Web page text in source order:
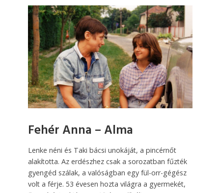
Fehér Anna – Alma
Lenke néni és Taki bácsi unokáját, a pincérnőt
alakította. Az erdészhez csak a sorozatban fűzték
gyengéd szálak, a valóságban egy fül-orr-gégész
volt a férje. 53 évesen hozta világra a gyermekét,